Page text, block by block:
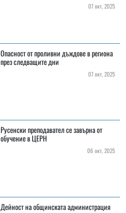
07 окт, 2025
Опасност от проливни дъждове в региона
през следващите дни
07 окт, 2025
Русенски преподавател се завърна от
обучение в ЦЕРН
06 окт, 2025
Дейност на общинската администрация